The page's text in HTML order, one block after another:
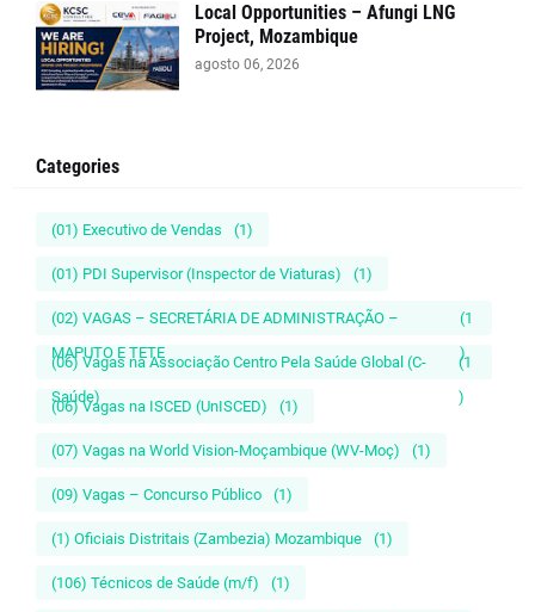
Local Opportunities – Afungi LNG
Project, Mozambique
agosto 06, 2026
Categories
(01) Executivo de Vendas (1)
(01) PDI Supervisor (Inspector de Viaturas) (1)
(02) VAGAS – SECRETÁRIA DE ADMINISTRAÇÃO –
MAPUTO E TETE
(1
)
(06) Vagas na Associação Centro Pela Saúde Global (C-
Saúde)
(1
)
(06) Vagas na ISCED (UnISCED) (1)
(07) Vagas na World Vision-Moçambique (WV-Moç) (1)
(09) Vagas – Concurso Público (1)
(1) Oficiais Distritais (Zambezia) Mozambique (1)
(106) Técnicos de Saúde (m/f) (1)